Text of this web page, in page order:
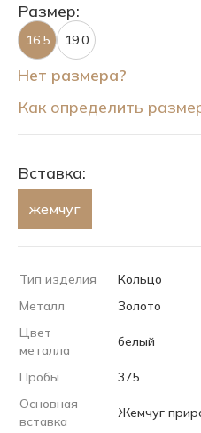
Размер:
16.5 19.0
Нет размера?
Как определить
Вставка:
жемчуг
Тип изделия
Кольцо
Металл
Золото
Цвет
металла
белый
Пробы
375
Основная
вставка
Жемчуг